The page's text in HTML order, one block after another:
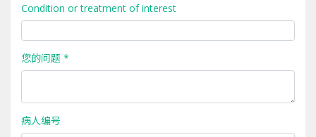
Condition or treatment of interest
您的问题 *
病人编号